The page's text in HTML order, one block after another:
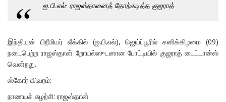
ஐ.பி.எல்: ராஜஸ்தானைத் தோற்கடித்த குஜராத்
இந்தியன் பிறீமியர் லீக்கில் (ஐ.பி.எல்), ஜெய்ப்பூரில் சனிக்கிழமை (09)
நடைபெற்ற ராஜஸ்தான் றோயல்ஸுடனான போட்டியில் குஜராத் டைட்டான்ஸ்
வென்றது.
ஸ்கோர் விவரம்:
நாணயச் சுழற்சி: ராஜஸ்தான்